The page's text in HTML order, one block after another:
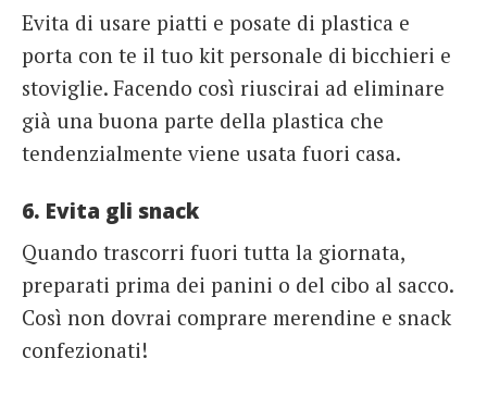
Evita di usare piatti e posate di plastica e
porta con te il tuo kit personale di bicchieri e
stoviglie. Facendo così riuscirai ad eliminare
già una buona parte della plastica che
tendenzialmente viene usata fuori casa.
6. Evita gli snack
Quando trascorri fuori tutta la giornata,
preparati prima dei panini o del cibo al sacco.
Così non dovrai comprare merendine e snack
confezionati!